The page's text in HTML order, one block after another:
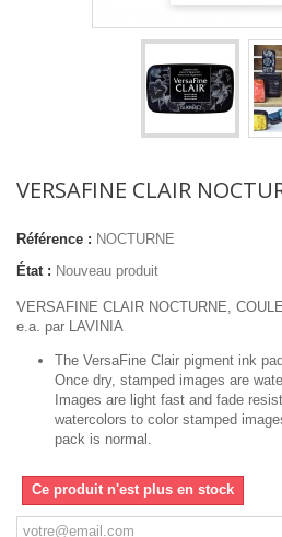
VERSAFINE CLAIR
Référence : NOCTURNE
État : Nouveau produit
VERSAFINE CLAIR NOCTURNE,
e.a. par LAVINIA
The VersaFine Clair pigment ink
Once dry, stamped images are
Images are light fast and fade
watercolors to color stamped
pack is normal.
Ce produit n'est plus en stock